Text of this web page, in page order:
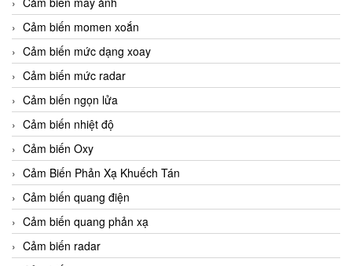
Cảm biến momen xoắn
Cảm biến mức dạng xoay
Cảm biến mức radar
Cảm biến ngọn lửa
Cảm biến nhiệt độ
Cảm biến Oxy
Cảm Biến Phản Xạ Khuếch Tán
Cảm biến quang điện
Cảm biến quang phản xạ
Cảm biến radar